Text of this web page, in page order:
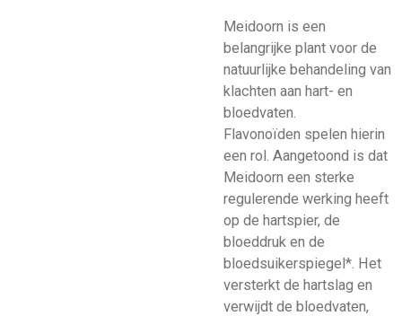
Meidoorn is een
belangrijke plant voor de
natuurlijke behandeling van
klachten aan hart- en
bloedvaten.
Flavonoïden spelen hierin
een rol. Aangetoond is dat
Meidoorn een sterke
regulerende werking heeft
op de hartspier, de
bloeddruk en de
bloedsuikerspiegel*. Het
versterkt de hartslag en
verwijdt de bloedvaten,